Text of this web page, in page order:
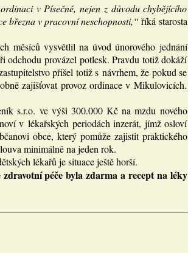
v Písečné, nejen z důvodu chybějícího
března v pracovní neschopnosti,“ říká starosta
měsíců vysvětlil na úvod únorového jednání
odchodu provázel potlesk. Pravdu totiž dokáží
přišel totiž s návrhem, že pokud se
zajišťovat provoz ordinace v Mikulovicích.
s.r.o. ve výši 300.000 Kč na mzdu nového
v lékařských periodách inzerát, jímž osloví
obce, který pomůže zajistit praktického
minimálně na jeden rok.
lékařů je situace ještě horší.
péče byla zdarma a recept na léky